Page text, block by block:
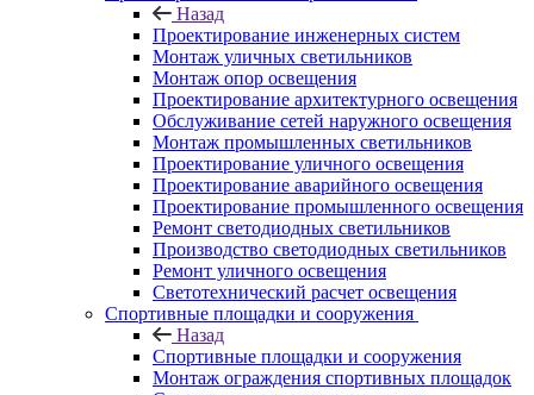
Назад
Проектирование инженерных систем
Монтаж уличных светильников
Монтаж опор освещения
Проектирование архитектурного освещения
Обслуживание сетей наружного освещения
Монтаж промышленных светильников
Проектирование уличного освещения
Проектирование аварийного освещения
Проектирование промышленного освещения
Ремонт светодиодных светильников
Производство светодиодных светильников
Ремонт уличного освещения
Светотехнический расчет освещения
Спортивные площадки и сооружения
Назад
Спортивные площадки и сооружения
Монтаж ограждения спортивных площадок